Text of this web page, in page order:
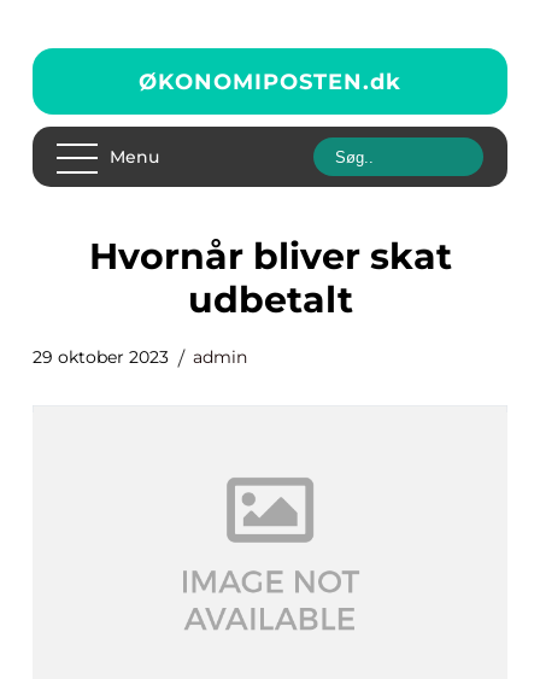
ØKONOMIPOSTEN.dk
Menu
hvornår bliver skat
udbetalt
29 oktober 2023 admin